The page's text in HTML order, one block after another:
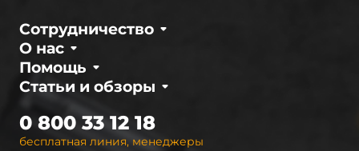
О нас
Сотрудничество
Статьи и обзоры
Помощь
бесплатная линия, менеджеры
0 800 33 12 18